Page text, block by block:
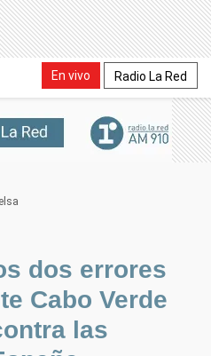
En vivo Radio La Red
dos errores
Cabo Verde
las